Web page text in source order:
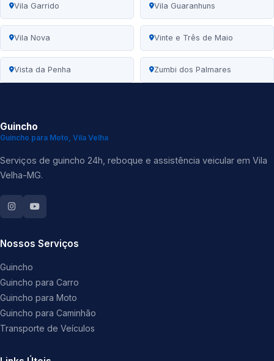
Vila Garrido Vila Guaranhuns
Vila Nova Vinte e Três de Maio
Vista da Penha Zumbi dos Palmares
Guincho
Guincho para Moto, Vila Velha
Serviços de guincho 24h, reboque e assistência veicular em Vila
Velha-MG.
Nossos Serviços
Guincho
Guincho para Carro
Guincho para Moto
Guincho para Caminhão
Transporte de Veículos